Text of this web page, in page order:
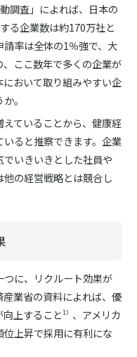
調査」によれば、日本の
る企業数は約170万社と
率は全体の1％強で、大
ここ数年で多くの企業が
おいて取り組みやすい企
。
ていることから、健康経
ると推察できます。企業
いきいきとした社員や
の経営戦略とは競合し
に、リクルート効果が
業省の資料によれば、優
向上すること1） 、アメリカ
上昇で採用に有利にな